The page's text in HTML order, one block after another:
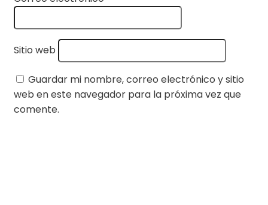
Sitio web
Guardar mi nombre, correo electrónico y sitio
web en este navegador para la próxima vez que
comente.